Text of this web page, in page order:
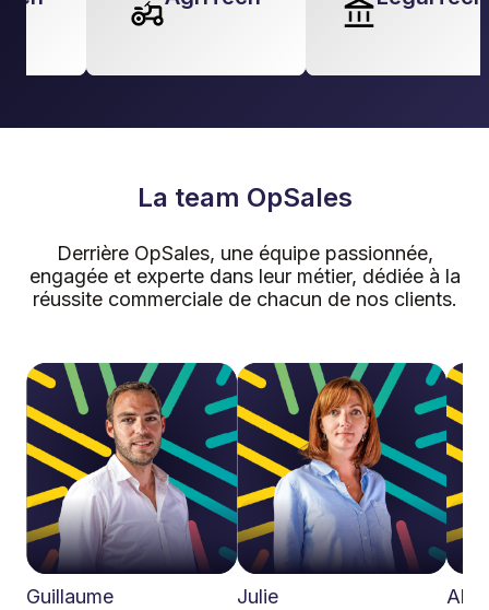
La team OpSales
Derrière OpSales, une équipe passionnée,
engagée et experte dans leur métier, dédiée à la
réussite commerciale de chacun de nos clients.
Guillaume Julie